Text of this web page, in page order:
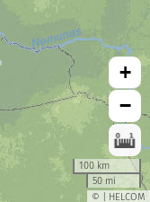
+
−
100 km
50 mi
© | HELCOM